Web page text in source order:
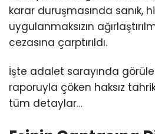
karar duruşmasında sanık,
uygulanmaksızın
cezasına çarptırıldı.
İşte adalet sarayında
raporuyla çöken haksız
tüm detaylar…